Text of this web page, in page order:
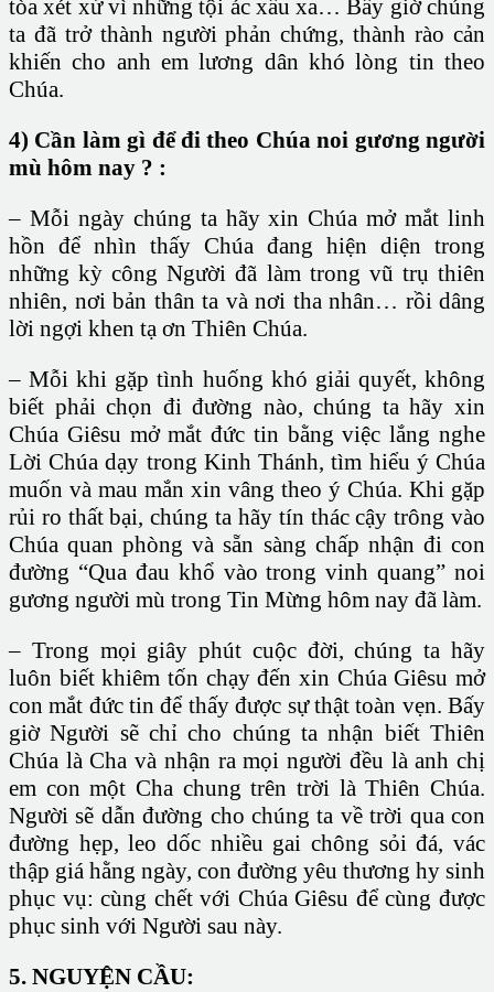
tòa xét xử vì những tội ác xấu xa… Bấy giờ chúng
ta đã trở thành người phản chứng, thành rào cản
khiến cho anh em lương dân khó lòng tin theo
Chúa.
4) Cần làm gì để đi theo Chúa noi gương người
mù hôm nay ? :
– Mỗi ngày chúng ta hãy xin Chúa mở mắt linh
hồn để nhìn thấy Chúa đang hiện diện trong
những kỳ công Người đã làm trong vũ trụ thiên
nhiên, nơi bản thân ta và nơi tha nhân… rồi dâng
lời ngợi khen tạ ơn Thiên Chúa.
– Mỗi khi gặp tình huống khó giải quyết, không
biết phải chọn đi đường nào, chúng ta hãy xin
Chúa Giêsu mở mắt đức tin bằng việc lắng nghe
Lời Chúa dạy trong Kinh Thánh, tìm hiểu ý Chúa
muốn và mau mắn xin vâng theo ý Chúa. Khi gặp
rủi ro thất bại, chúng ta hãy tín thác cậy trông vào
Chúa quan phòng và sẵn sàng chấp nhận đi con
đường “Qua đau khổ vào trong vinh quang” noi
gương người mù trong Tin Mừng hôm nay đã làm.
– Trong mọi giây phút cuộc đời, chúng ta hãy
luôn biết khiêm tốn chạy đến xin Chúa Giêsu mở
con mắt đức tin để thấy được sự thật toàn vẹn. Bấy
giờ Người sẽ chỉ cho chúng ta nhận biết Thiên
Chúa là Cha và nhận ra mọi người đều là anh chị
em con một Cha chung trên trời là Thiên Chúa.
Người sẽ dẫn đường cho chúng ta về trời qua con
đường hẹp, leo dốc nhiều gai chông sỏi đá, vác
thập giá hằng ngày, con đường yêu thương hy sinh
phục vụ: cùng chết với Chúa Giêsu để cùng được
phục sinh với Người sau này.
5. NGUYỆN CẦU: